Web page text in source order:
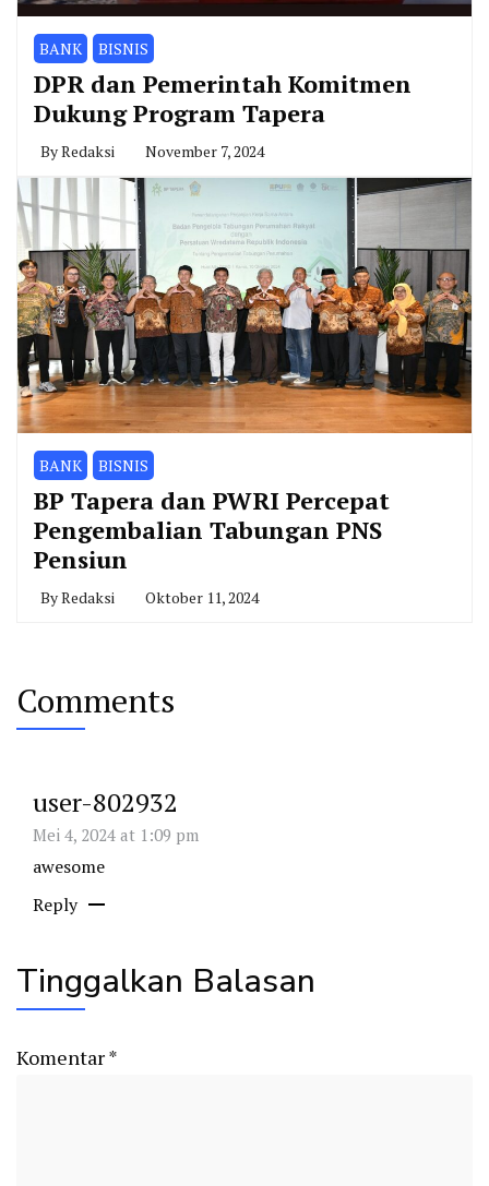
BANK BISNIS
DPR dan Pemerintah Komitmen
Dukung Program Tapera
ByRedaksi November 7, 2024
BANK BISNIS
BP Tapera dan PWRI Percepat
Pengembalian Tabungan PNS
Pensiun
ByRedaksi Oktober 11, 2024
Comments
user-802932
Mei 4, 2024 at 1:09 pm
awesome
Reply
Tinggalkan Balasan
Komentar*